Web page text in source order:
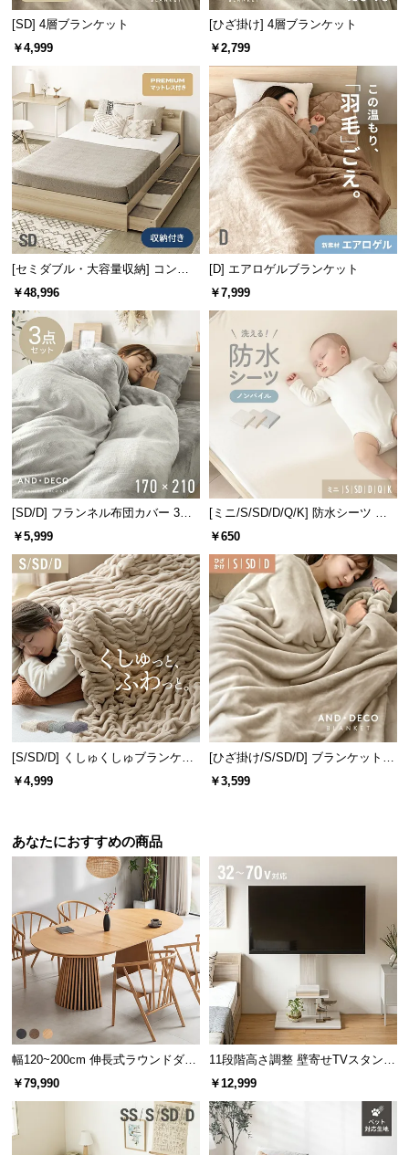
ト
知
ら
せ
ブ
ロ
グ
企
業
報
o.,
[SD] 4層ブランケット
￥4,999
[ひざ掛け] 4層ブランケット
￥2,799
[セミダブル・大容量収納] コンセ
ント機能付きベッド プレミアムマ
￥48,996
[D] エアロゲルブランケット
￥7,999
[SD/D] フランネル布団カバー 3点
セット
￥5,999
[ミニ/S/SD/D/Q/K] 防水シーツ ノ
ンパイル
￥650
[S/SD/D] くしゅくしゅブランケッ
トフランネルタイプ
￥4,999
[ひざ掛け/S/SD/D] ブランケット
ボリュームタイプ
￥3,599
あなたにおすすめの商品
幅120~200cm 伸長式ラウンドダイ
ニングテーブル 6人掛け 天然木突
板 美しい格子デザイン
￥79,990
11段階高さ調整 壁寄せTVスタンド
キャスター付き 上下左右角度調節
￥12,999